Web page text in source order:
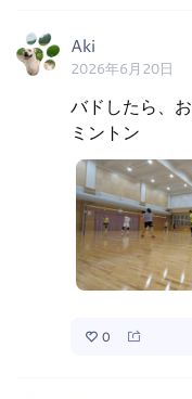
Aki
2026年6月20日
バドしたら、
ミントン
0